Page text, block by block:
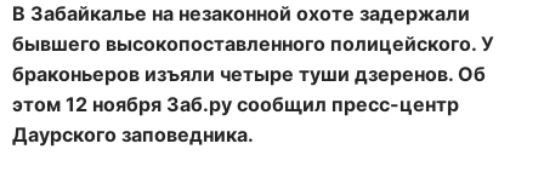
В Забайкалье на незаконной охоте задержали
бывшего высокопоставленного полицейского. У
браконьеров изъяли четыре туши дзеренов. Об
этом 12 ноября Заб.ру сообщил пресс-центр
Даурского заповедника.